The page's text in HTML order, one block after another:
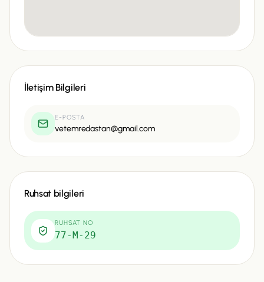
İletişim Bilgileri
E-POSTA
vetemredastan@gmail.com
Ruhsat bilgileri
RUHSAT NO
77-M-29